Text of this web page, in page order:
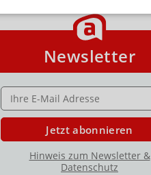
Newsletter
E-MAIL ADRESSE
Jetzt abonnieren
Hinweis zum Newsletter &
Datenschutz